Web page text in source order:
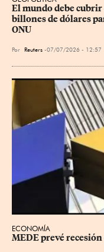
El mundo debe
billones de dólares
ONU
Por Reuters 07/07/2026 - 12:57
ECONOMÍA
MEDE prevé